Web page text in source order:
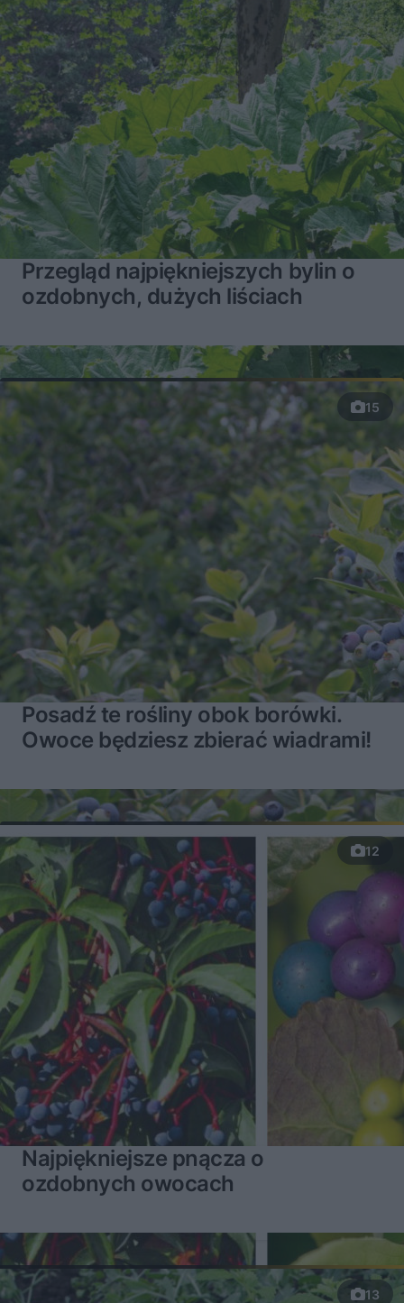
Przegląd najpiękniejszych bylin o
ozdobnych, dużych liściach
15
Posadź te rośliny obok borówki.
Owoce będziesz zbierać wiadrami!
12
Najpiękniejsze pnącza o
ozdobnych owocach
13